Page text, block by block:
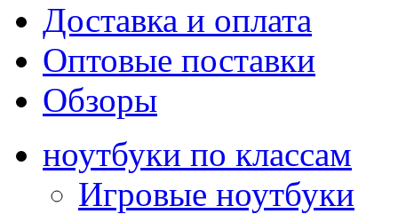
Доставка и оплата
Оптовые поставки
Обзоры
ноутбуки по классам
Игровые ноутбуки